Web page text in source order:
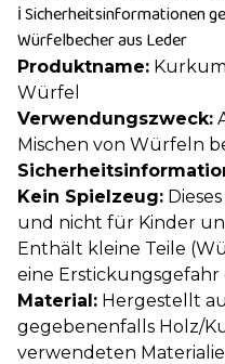
ℹ️ Sicherheitsinformationen
Würfelbecher aus Leder
Produktname:
Würfel
Verwendungszweck:
Mischen von Würfeln
Kein Spielzeug:
und nicht für Kinder
Enthält kleine Teile
eine
Material: Hergestellt
gegebenenfalls Holz/
verwendeten